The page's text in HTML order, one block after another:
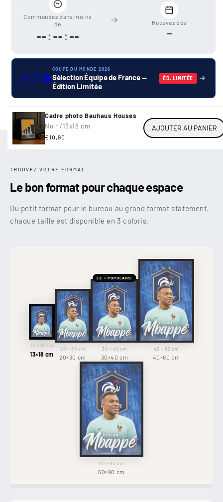
Commandez dans moins
de
--: --: --
Recevez dès
—
🇫🇷⚽
COUPE DU MONDE 2026
Sélection Équipe de France —
Édition Limitée
ÉD. LIMITÉE
Cadre photo Bauhaus Houses
Noir /13x18 cm
Prix
€10,90
AJOUTER AU PANIER
TROUVEZ VOTRE FORMAT
Le bon format pour chaque espace
Du petit format pour le bureau au grand format statement,
chaque taille est disponible en 3 coloris.
13 × 18 cm
13×18 cm
20 × 30 cm
20×30 cm
LE + POPULAIRE
30 × 40 cm
30×40 cm
40 × 60 cm
40×60 cm
60 × 90 cm
60×90 cm